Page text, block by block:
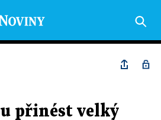
přinést velký